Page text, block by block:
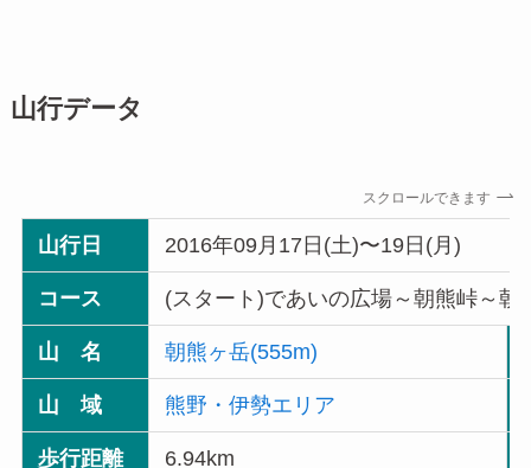
山行データ
スクロールできます
山行日 2016年09月17日(土)〜19日(月)
コース (スタート)であいの広場～朝熊峠～
山 名 朝熊ヶ岳(555m)
山 域 熊野・伊勢エリア
歩行距離 6.94km